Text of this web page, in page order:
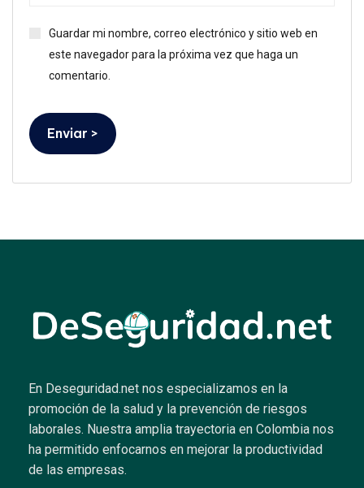
Guardar mi nombre, correo electrónico y sitio web en
este navegador para la próxima vez que haga un
comentario.
En Deseguridad.net nos especializamos en la
promoción de la salud y la prevención de riesgos
laborales. Nuestra amplia trayectoria en Colombia nos
ha permitido enfocarnos en mejorar la productividad
de las empresas.